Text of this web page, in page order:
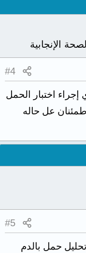
الإنجابية
#4
اختبار الحمل
عل حاله
#5
حمل بالدم